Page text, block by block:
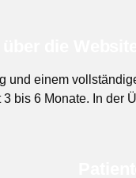
und einem
bis 6 Monate. In